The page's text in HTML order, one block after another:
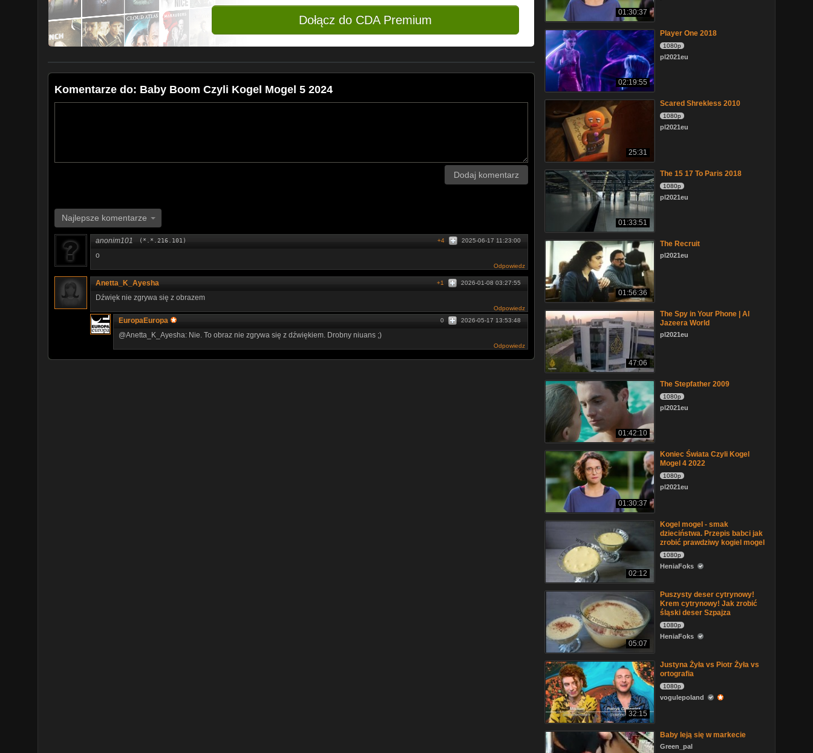
Dołącz do CDA Premium
Komentarze do: Baby Boom Czyli Kogel Mogel 5 2024
Dodaj komentarz
Najlepsze komentarze
anonim101 (*.*.216.101) 2025-06-17 11:23:00
+4
o
Odpowiedz
Anetta_K_Ayesha 2026-01-08 03:27:55
+1
Dźwięk nie zgrywa się z obrazem
Odpowiedz
EuropaEuropa 2026-05-17 13:53:48
0
@Anetta_K_Ayesha: Nie. To obraz nie zgrywa się z dźwiękiem. Drobny niuans ;)
Odpowiedz
01:30:37
02:19:55
Player One 2018
1080p
pl2021eu
25:31
Scared Shrekless 2010
1080p
pl2021eu
01:33:51
The 15 17 To Paris 2018
1080p
pl2021eu
01:56:36
The Recruit
pl2021eu
47:06
The Spy in Your Phone | Al
Jazeera World
pl2021eu
01:42:10
The Stepfather 2009
1080p
pl2021eu
01:30:37
Koniec Świata Czyli Kogel
Mogel 4 2022
1080p
pl2021eu
02:12
Kogel mogel - smak
dzieciństwa. Przepis babci jak
zrobić prawdziwy kogiel mogel
1080p
HeniaFoks
05:07
Puszysty deser cytrynowy!
Krem cytrynowy! Jak zrobić
śląski deser Szpajza
1080p
HeniaFoks
32:15
Justyna Żyła vs Piotr Żyła vs
ortografia
1080p
vogulepoland
Baby leją się w markecie
Green_pal